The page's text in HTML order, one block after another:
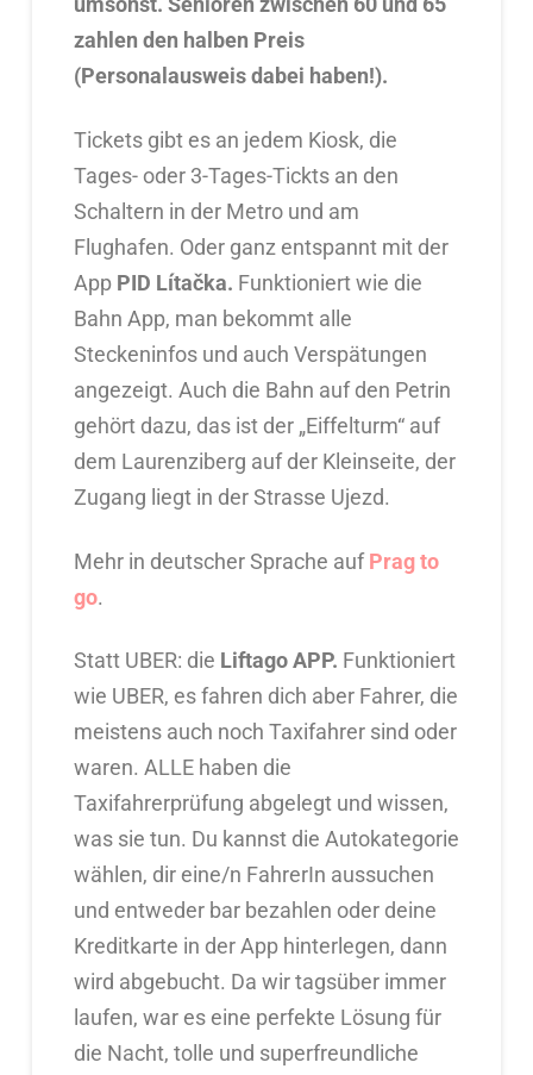
zahlen den halben Preis
(Personalausweis dabei haben!).
Tickets gibt es an jedem Kiosk, die
Tages- oder 3-Tages-Tickts an den
Schaltern in der Metro und am
Flughafen. Oder ganz entspannt mit der
App PID Lítačka. Funktioniert wie die
Bahn App, man bekommt alle
Steckeninfos und auch Verspätungen
angezeigt. Auch die Bahn auf den Petrin
gehört dazu, das ist der „Eiffelturm“ auf
dem Laurenziberg auf der Kleinseite, der
Zugang liegt in der Strasse Ujezd.
Mehr in deutscher Sprache aufPrag to
go.
Statt UBER: die Liftago APP. Funktioniert
wie UBER, es fahren dich aber Fahrer, die
meistens auch noch Taxifahrer sind oder
waren. ALLE haben die
Taxifahrerprüfung abgelegt und wissen,
was sie tun. Du kannst die Autokategorie
wählen, dir eine/n FahrerIn aussuchen
und entweder bar bezahlen oder deine
Kreditkarte in der App hinterlegen, dann
wird abgebucht. Da wir tagsüber immer
laufen, war es eine perfekte Lösung für
die Nacht, tolle und superfreundliche